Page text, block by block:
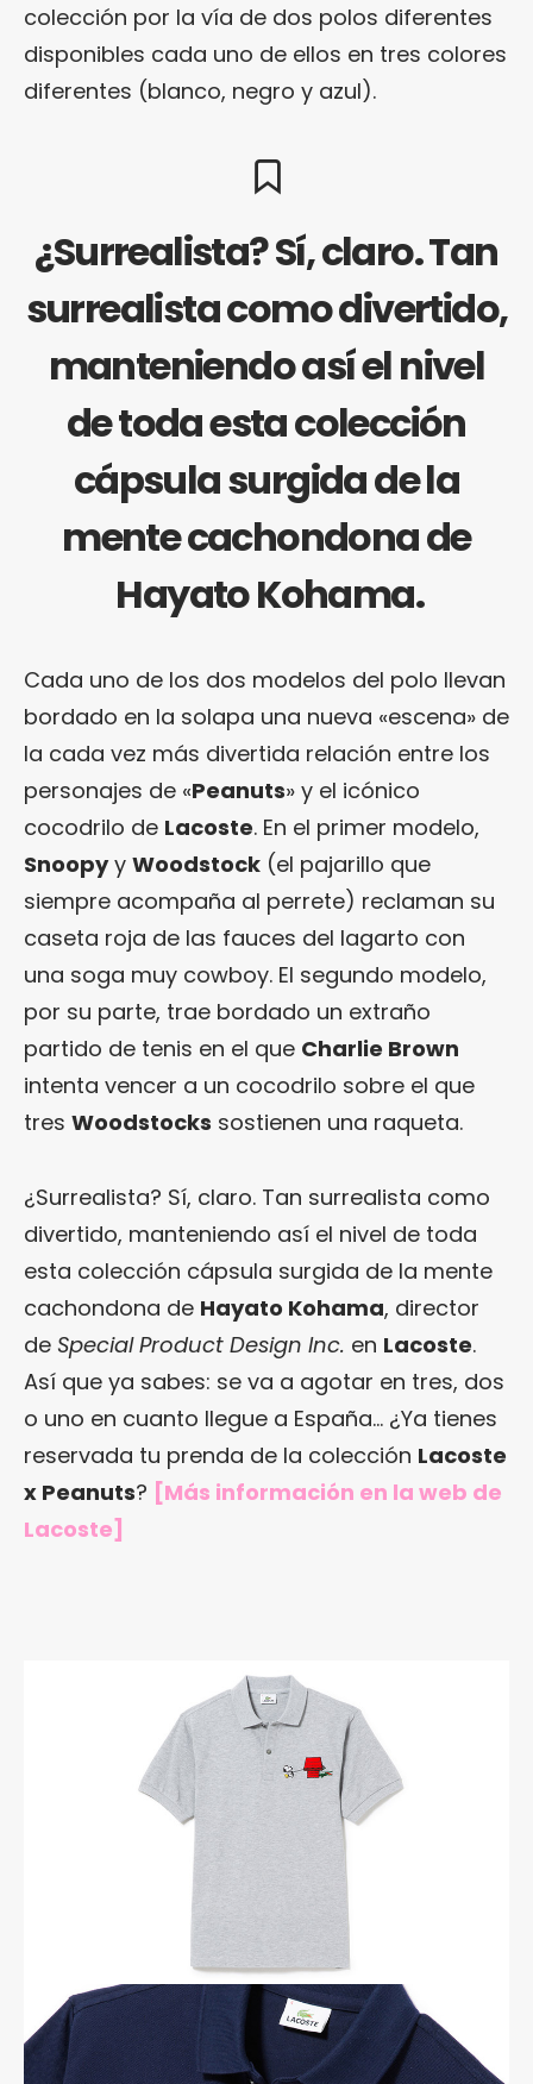
colección por la vía de dos polos diferentes
disponibles cada uno de ellos en tres colores
diferentes (blanco, negro y azul).
¿Surrealista? Sí, claro. Tan
surrealista como divertido,
manteniendo así el nivel
de toda esta colección
cápsula surgida de la
mente cachondona de
Hayato Kohama.
Cada uno de los dos modelos del polo llevan
bordado en la solapa una nueva «escena» de
la cada vez más divertida relación entre los
personajes de «Peanuts» y el icónico
cocodrilo de Lacoste. En el primer modelo,
Snoopyy Woodstock (el pajarillo que
siempre acompaña al perrete) reclaman su
caseta roja de las fauces del lagarto con
una soga muy cowboy. El segundo modelo,
por su parte, trae bordado un extraño
partido de tenis en el que Charlie Brown
intenta vencer a un cocodrilo sobre el que
tres Woodstocks sostienen una raqueta.
¿Surrealista? Sí, claro. Tan surrealista como
divertido, manteniendo así el nivel de toda
esta colección cápsula surgida de la mente
cachondona de Hayato Kohama, director
de Special Product Design Inc. en Lacoste.
Así que ya sabes: se va a agotar en tres, dos
o uno en cuanto llegue a España… ¿Ya tienes
reservada tu prenda de la colección Lacoste
x Peanuts? [Más información en la web de
Lacoste]